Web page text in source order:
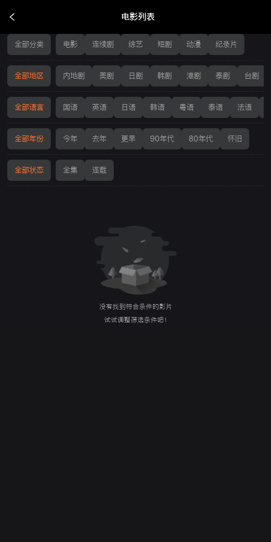
电影列表
电影列表
全部分类 电影 连续剧 综艺 短剧 动漫 纪录片
全部地区 内地剧 美剧 日剧 韩剧 港剧 泰剧 台剧
全部语言 国语 英语 日语 韩语 粤语 泰语 法语
全部年份 今年 去年 更早 90年代 80年代 怀旧
全部状态 全集 连载
没有找到符合条件的影片
试试调整筛选条件吧！